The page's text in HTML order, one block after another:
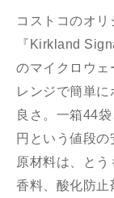
コストコのオリ
『Kirkland
のマイクロウェ
レンジで簡単
良さ。一箱44
円という値段の
原材料は、と
香料、酸化防止